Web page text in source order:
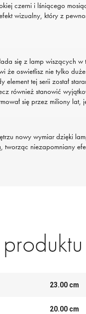
czerni i lśniącego
wizualny, który z
się z lamp wiszących
że oswietlisz nie tylko
element tej serii został
również stanowić
się przez miliony lat,
nowy wymiar dzięki
tworząc niezapomniany
23.00 cm
20.00 cm